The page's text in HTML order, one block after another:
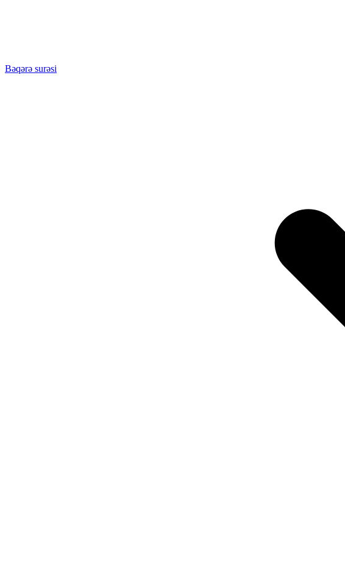
Bəqərə surəsi